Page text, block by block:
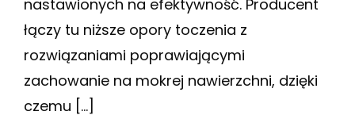
nastawionych na efektywność. Producent
łączy tu niższe opory toczenia z
rozwiązaniami poprawiającymi
zachowanie na mokrej nawierzchni, dzięki
czemu […]